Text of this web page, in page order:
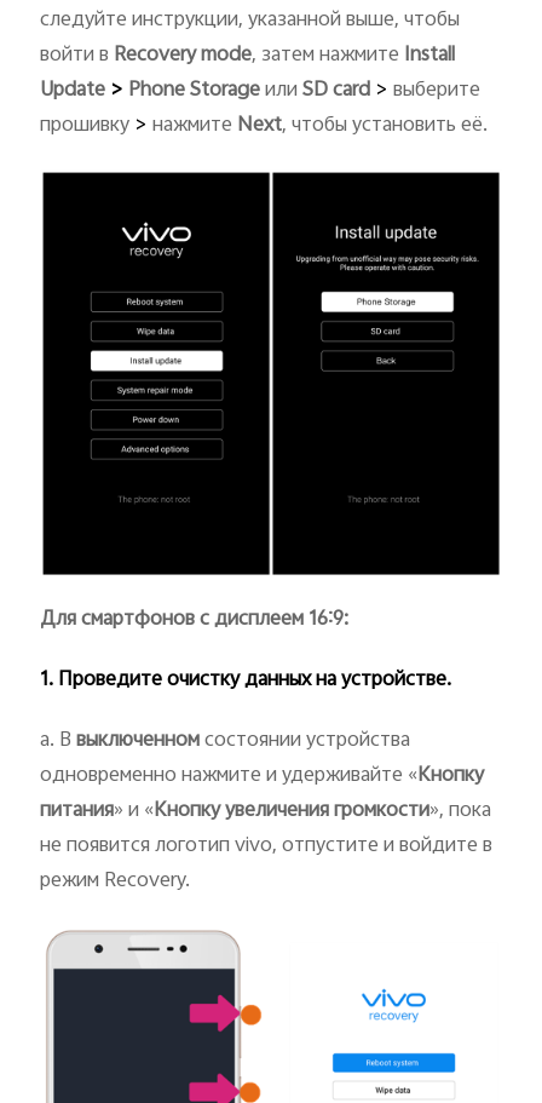
следуйте инструкции, указанной выше, чтобы
войти в Recovery mode, затем нажмите Install
Update > Phone StorageилиSD card > выберите
прошивку > нажмите Next, чтобы установить её.
Для смартфонов с дисплеем16:9:
1. Проведитеочистку данныхна устройстве.
a. Ввыключенномсостоянии устройства
одновременно нажмите и удерживайте «Кнопку
питания» и «Кнопку увеличения громкости», пока
не появится логотип vivo, отпустите и войдите в
режим Recovery.